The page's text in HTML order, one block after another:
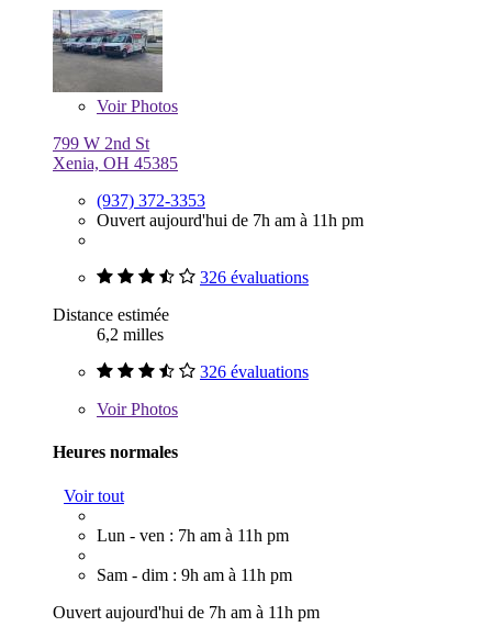
VoirPhotos
799 W 2nd St
Xenia, OH 45385
(937) 372-3353
Ouvert aujourd'hui de 7h am à 11h pm
326 évaluations
Distance estimée
6,2 milles
326 évaluations
VoirPhotos
Heures normales
Voir tout
Lun - ven : 7h am à 11h pm
Sam - dim : 9h am à 11h pm
Ouvert aujourd'hui de 7h am à 11h pm